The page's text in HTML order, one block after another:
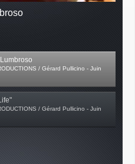
/ Gérard Pullicino - Juin
/ Gérard Pullicino - Juin